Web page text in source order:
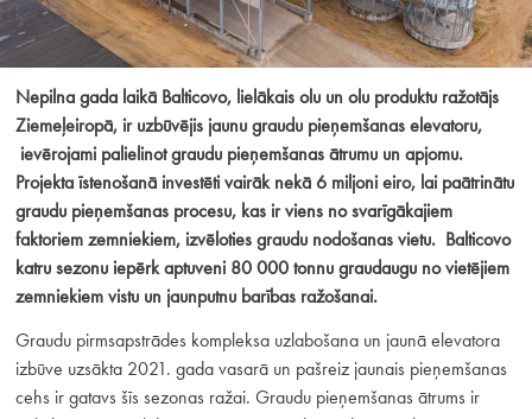
Nepilna gada laikā Balticovo, lielākais olu un olu produktu ražotājs
Ziemeļeiropā, ir uzbūvējis jaunu graudu pieņemšanas elevatoru,
ievērojami palielinot graudu pieņemšanas ātrumu un apjomu.
Projekta īstenošanā investēti vairāk nekā 6 miljoni eiro, lai paātrinātu
graudu pieņemšanas procesu, kas ir viens no svarīgākajiem
faktoriem zemniekiem, izvēloties graudu nodošanas vietu. Balticovo
katru sezonu iepērk aptuveni 80 000 tonnu graudaugu no vietējiem
zemniekiem vistu un jaunputnu barības ražošanai.
Graudu pirmsapstrādes kompleksa uzlabošana un jaunā elevatora
izbūve uzsākta 2021. gada vasarā un pašreiz jaunais pieņemšanas
cehs ir gatavs šīs sezonas ražai. Graudu pieņemšanas ātrums ir